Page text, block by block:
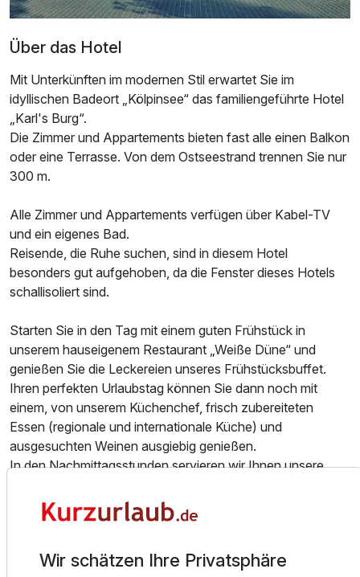
Ausstattung
Für 4 Tage p.P. ab220,00 €
2 Erwachsene
Über das Hotel
Mit Unterkünften im modernen Stil erwartet Sie im
idyllischen Badeort „Kölpinsee“ das familiengeführte Hotel
„Karl's Burg“.
Die Zimmer und Appartements bieten fast alle einen Balkon
oder eine Terrasse. Von dem Ostseestrand trennen Sie nur
300 m.
Alle Zimmer und Appartements verfügen über Kabel-TV
und ein eigenes Bad.
Reisende, die Ruhe suchen, sind in diesem Hotel
besonders gut aufgehoben, da die Fenster dieses Hotels
schallisoliert sind.
Starten Sie in den Tag mit einem guten Frühstück in
unserem hauseigenem Restaurant „Weiße Düne“ und
genießen Sie die Leckereien unseres Frühstücksbuffet.
Ihren perfekten Urlaubstag können Sie dann noch mit
einem, von unserem Küchenchef, frisch zubereiteten
Essen (regionale und internationale Küche) und
ausgesuchten Weinen ausgiebig genießen.
In den Nachmittagsstunden servieren wir Ihnen unsere
italienisches Eis und erlesene Kaffee- und Teespezialitäten
dürfen natürlich auch nicht fehlen.
Aufgrund der vorteilhaften Lage des Hauses in „Kölpinsee“
Wir schätzen Ihre Privatsphäre